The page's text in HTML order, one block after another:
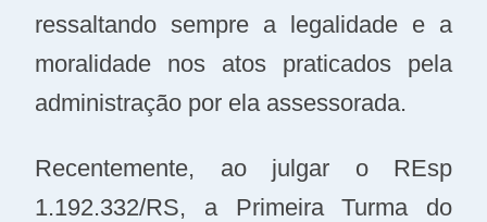
ressaltando sempre a legalidade e a
moralidade nos atos praticados pela
administração por ela assessorada.
Recentemente, ao julgar o REsp
1.192.332/RS, a Primeira Turma do